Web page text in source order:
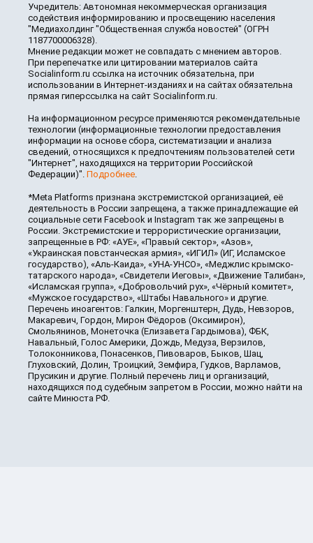
Учредитель: Автономная некоммерческая организация
содействия информированию и просвещению населения
"Медиахолдинг "Общественная служба новостей" (ОГРН
1187700006328).
Мнение редакции может не совпадать с мнением авторов.
При перепечатке или цитировании материалов сайта
Socialinform.ru ссылка на источник обязательна, при
использовании в Интернет-изданиях и на сайтах обязательна
прямая гиперссылка на сайт Socialinform.ru.
На информационном ресурсе применяются рекомендательные
технологии (информационные технологии предоставления
информации на основе сбора, систематизации и анализа
сведений, относящихся к предпочтениям пользователей сети
"Интернет", находящихся на территории Российской
Федерации)". Подробнее
*Meta Platforms признана экстремистской организацией, её
деятельность в России запрещена, а также принадлежащие ей
социальные сети Facebook и Instagram так же запрещены в
России. Экстремистские и террористические организации,
запрещенные в РФ: «АУЕ», «Правый сектор», «Азов»,
«Украинская повстанческая армия», «ИГИЛ» (ИГ, Исламское
государство), «Аль-Каида», «УНА-УНСО», «Меджлис крымско-
татарского народа», «Свидетели Иеговы», «Движение Талибан»,
«Исламская группа», «Добровольчий рух», «Чёрный комитет»,
«Мужское государство», «Штабы Навального» и другие.
Перечень иноагентов: Галкин, Моргенштерн, Дудь, Невзоров,
Макаревич, Гордон, Мирон Фёдоров (Оксимирон),
Смольянинов, Монеточка (Елизавета Гардымова), ФБК,
Навальный, Голос Америки, Дождь, Медуза, Верзилов,
Толоконникова, Понасенков, Пивоваров, Быков, Шац,
Глуховский, Долин, Троицкий, Земфира, Гудков, Варламов,
Прусикин и другие. Полный перечень лиц и организаций,
находящихся под судебным запретом в России, можно найти на
сайте Минюста РФ.